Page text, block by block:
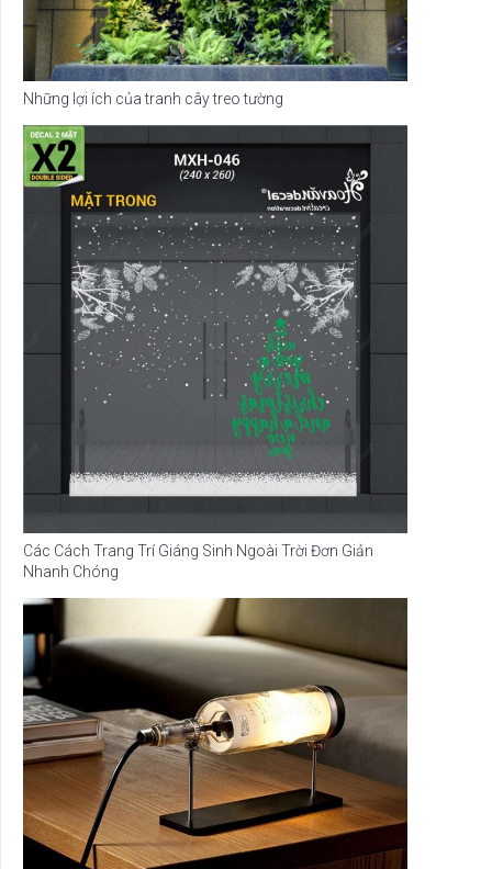
Những lợi ích của tranh cây treo tường
Các Cách Trang Trí Giáng Sinh Ngoài Trời Đơn Giản
Nhanh Chóng